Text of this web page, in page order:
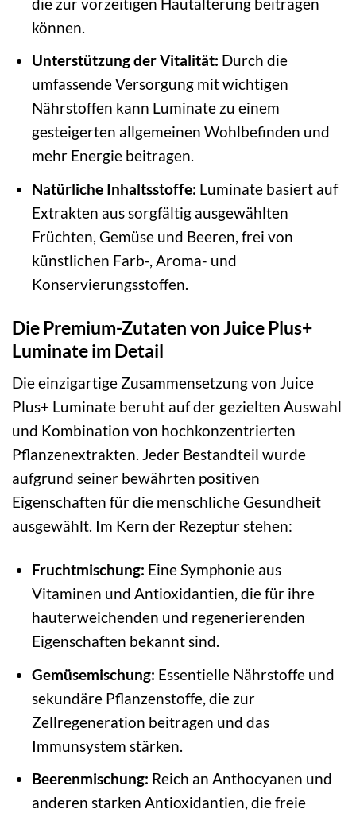
können.
Unterstützung der Vitalität: Durch die
umfassende Versorgung mit wichtigen
Nährstoffen kann Luminate zu einem
gesteigerten allgemeinen Wohlbefinden und
mehr Energie beitragen.
Natürliche Inhaltsstoffe: Luminate basiert auf
Extrakten aus sorgfältig ausgewählten
Früchten, Gemüse und Beeren, frei von
künstlichen Farb-, Aroma- und
Konservierungsstoffen.
Die Premium-Zutaten von Juice Plus+
Luminate im Detail
Die einzigartige Zusammensetzung von Juice
Plus+ Luminate beruht auf der gezielten Auswahl
und Kombination von hochkonzentrierten
Pflanzenextrakten. Jeder Bestandteil wurde
aufgrund seiner bewährten positiven
Eigenschaften für die menschliche Gesundheit
ausgewählt. Im Kern der Rezeptur stehen:
Fruchtmischung: Eine Symphonie aus
Vitaminen und Antioxidantien, die für ihre
hauterweichenden und regenerierenden
Eigenschaften bekannt sind.
Gemüsemischung: Essentielle Nährstoffe und
sekundäre Pflanzenstoffe, die zur
Zellregeneration beitragen und das
Immunsystem stärken.
Beerenmischung: Reich an Anthocyanen und
anderen starken Antioxidantien, die freie